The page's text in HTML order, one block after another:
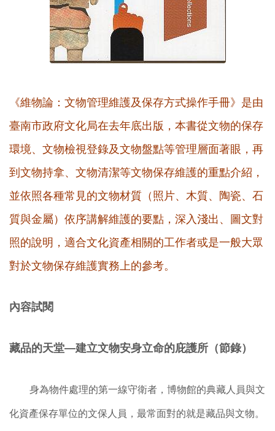
《維物論：文物管理維護及保存方式操作手冊》是由
臺南市政府文化局在去年底出版，本書從文物的保存
環境、文物檢視登錄及文物盤點等管理層面著眼，再
到文物持拿、文物清潔等文物保存維護的重點介紹，
並依照各種常見的文物材質（照片、木質、陶瓷、石
質與金屬）依序講解維護的要點，深入淺出、圖文對
照的說明，適合文化資產相關的工作者或是一般大眾
對於文物保存維護實務上的參考。
內容試閱
藏品的天堂—建立文物安身立命的庇護所（節錄）
身為物件處理的第一線守衛者，博物館的典藏人員與文
化資產保存單位的文保人員，最常面對的就是藏品與文物。